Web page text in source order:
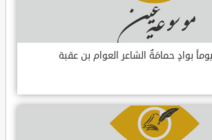
بوادٍ حمامَةٌ الشاعر العوام بن عقبة